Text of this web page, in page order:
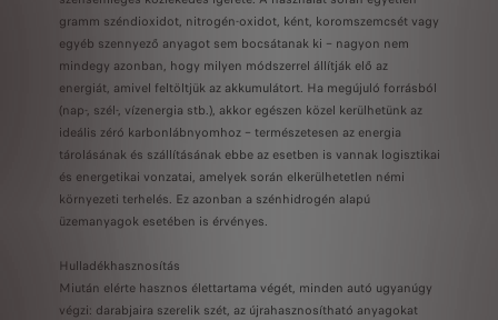
gramm széndioxidot, nitrogén-oxidot, ként, koromszemcsét vagy
egyéb szennyező anyagot sem bocsátanak ki – nagyon nem
mindegy azonban, hogy milyen módszerrel állítják elő az
energiát, amivel feltöltjük az akkumulátort. Ha megújuló forrásból
(nap-, szél-, vízenergia stb.), akkor egészen közel kerülhetünk az
ideális zéró karbonlábnyomhoz – természetesen az energia
tárolásának és szállításának ebbe az esetben is vannak logisztikai
és energetikai vonzatai, amelyek során elkerülhetetlen némi
környezeti terhelés. Ez azonban a szénhidrogén alapú
üzemanyagok esetében is érvényes.
Hulladékhasznosítás
Miután elérte hasznos élettartama végét, minden autó ugyanúgy
végzi: darabjaira szerelik szét, az újrahasznosítható anyagokat